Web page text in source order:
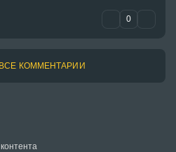
0
КОММЕНТАРИИ